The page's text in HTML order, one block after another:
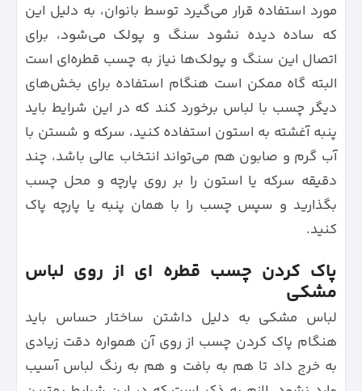
مورد استفاده قرار می‌گیرد توسط بانوان، به دلیل این
که ساده دیده نشود سنگ و پولک می‌شود، برای
اتصال این سنگ و پولک‌ها نیاز به چسب قطره‌ای است
البته گاه ممکن است هنگام استفاده برای بخش‌های
دیگر چسب با لباس برخورد کند که در این شرایط باید
پنبه آغشته به استون استفاده کنید، سرکه و شستن با
آب گرم و صابون هم می‌تواند انتخاب عالی باشد، چند
دقیقه سرکه یا استون را بر روی پارچه و محل چسب
بگذارید و سپس چسب را با همان پنبه یا پارچه پاک
کنید.
پاک کردن چسب قطره ای از روی لباس
مشکی
لباس مشکی به دلیل داشتن ساختار حساس باید
هنگام پاک کردن چسب از روی آن همواره دقت زیادی
به خرج داد تا هم به بافت و هم به رنگ لباس آسیب